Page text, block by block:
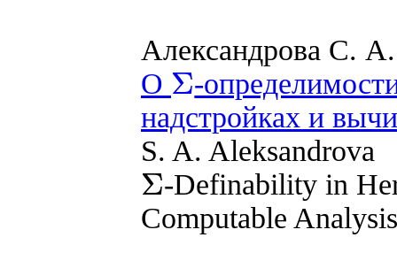
Александрова С. А.
О Σ
Σ
-
надстройках и
S. A. Aleksandrova
Σ
Σ
-Definability in
Computable Analysis